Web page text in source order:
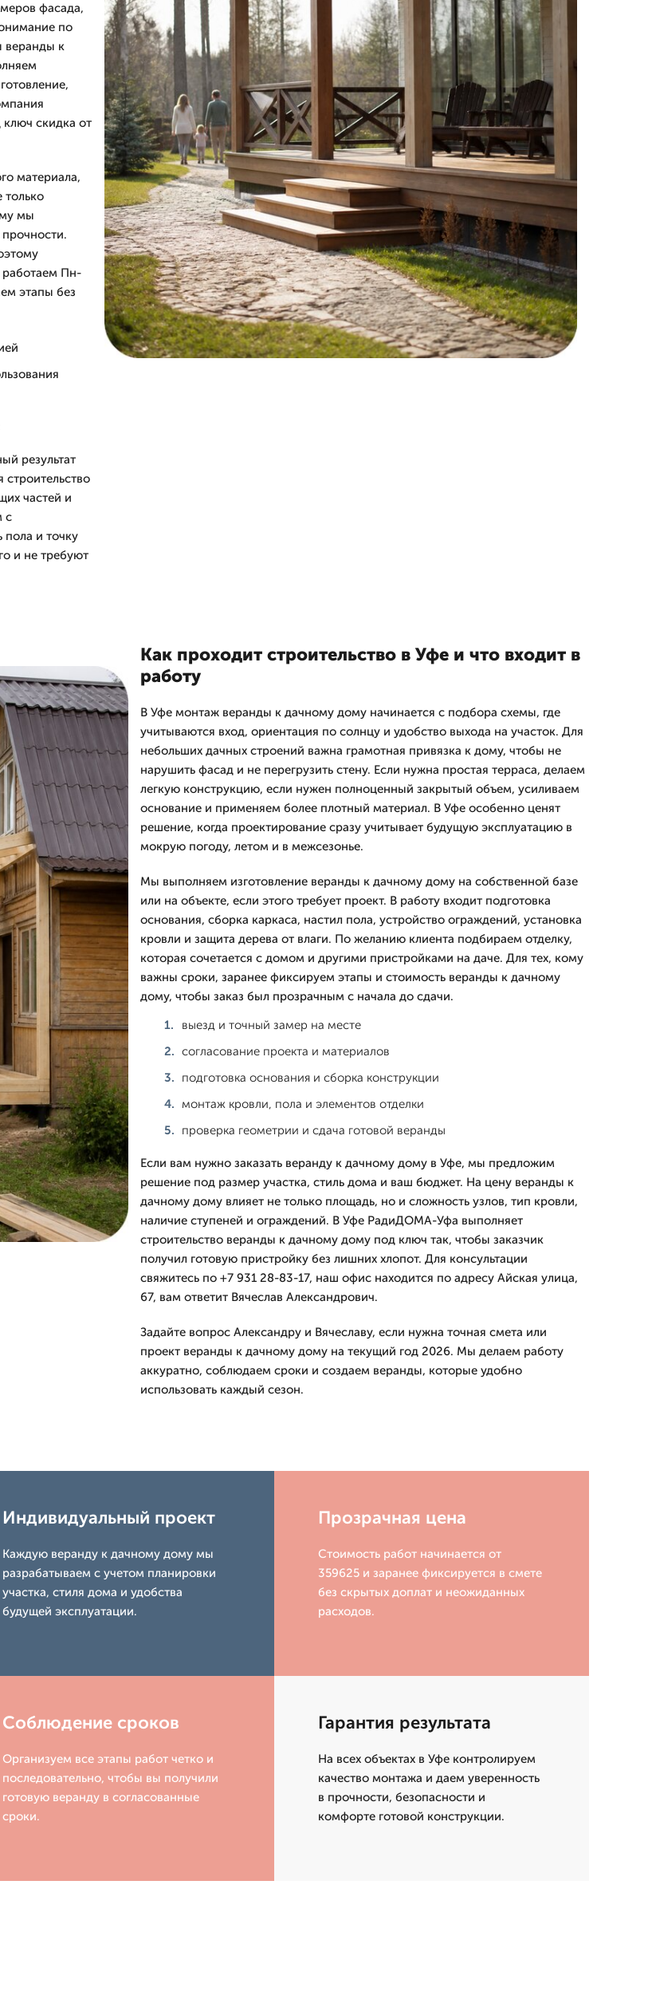
фасада,
по
веранды к
скидка от
материала,
только
мы
работаем Пн-
этапы без
результат
частей и
с
и точку
и не требуют
Как проходит строительство в Уфе и что входит в
работу
В Уфе монтаж веранды к дачному дому начинается с подбора схемы, где
учитываются вход, ориентация по солнцу и удобство выхода на участок. Для
небольших дачных строений важна грамотная привязка к дому, чтобы не
нарушить фасад и не перегрузить стену. Если нужна простая терраса, делаем
легкую конструкцию, если нужен полноценный закрытый объем, усиливаем
основание и применяем более плотный материал. В Уфе особенно ценят
решение, когда проектирование сразу учитывает будущую эксплуатацию в
мокрую погоду, летом и в межсезонье.
Мы выполняем изготовление веранды к дачному дому на собственной базе
или на объекте, если этого требует проект. В работу входит подготовка
основания, сборка каркаса, настил пола, устройство ограждений, установка
кровли и защита дерева от влаги. По желанию клиента подбираем отделку,
которая сочетается с домом и другими пристройками на даче. Для тех, кому
важны сроки, заранее фиксируем этапы и стоимость веранды к дачному
дому, чтобы заказ был прозрачным с начала до сдачи.
выезд и точный замер на месте
согласование проекта и материалов
подготовка основания и сборка конструкции
монтаж кровли, пола и элементов отделки
проверка геометрии и сдача готовой веранды
Если вам нужно заказать веранду к дачному дому в Уфе, мы предложим
решение под размер участка, стиль дома и ваш бюджет. На цену веранды к
дачному дому влияет не только площадь, но и сложность узлов, тип кровли,
наличие ступеней и ограждений. В Уфе РадиДОМА-Уфа выполняет
строительство веранды к дачному дому под ключ так, чтобы заказчик
получил готовую пристройку без лишних хлопот. Для консультации
свяжитесь по +7 931 28-83-17, наш офис находится по адресу Айская улица,
67, вам ответит Вячеслав Александрович.
Задайте вопрос Александру и Вячеславу, если нужна точная смета или
проект веранды к дачному дому на текущий год 2026. Мы делаем работу
аккуратно, соблюдаем сроки и создаем веранды, которые удобно
использовать каждый сезон.
Индивидуальный проект
Каждую веранду к дачному дому мы
разрабатываем с учетом планировки
участка, стиля дома и удобства
будущей эксплуатации.
Прозрачная цена
Стоимость работ начинается от
359625 и заранее фиксируется в смете
без скрытых доплат и неожиданных
расходов.
Соблюдение сроков
Организуем все этапы работ четко и
последовательно, чтобы вы получили
готовую веранду в согласованные
сроки.
Гарантия результата
На всех объектах в Уфе контролируем
качество монтажа и даем уверенность
в прочности, безопасности и
комфорте готовой конструкции.